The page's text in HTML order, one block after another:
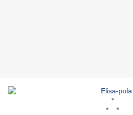
*
* *